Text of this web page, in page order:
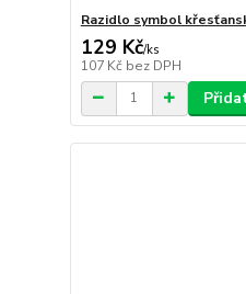
Razidlo symbol
129 Kč/ks
107 Kč bez DPH